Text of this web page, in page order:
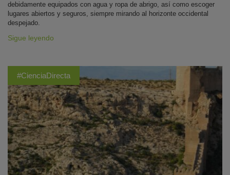
debidamente equipados con agua y ropa de abrigo, así como escoger
lugares abiertos y seguros, siempre mirando al horizonte occidental
despejado.
Sigue leyendo
#CienciaDirecta